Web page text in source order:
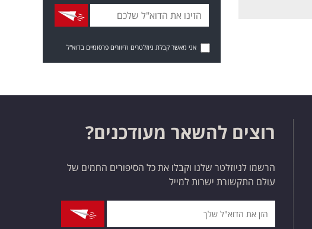
אני מאשר קבלת ניוזלטרים ודיוורים פרסומיים בדוא"ל
רוצים להשאר מעודכנים?
הרשמו לניוזלטר שלנו וקבלו את כל הסיפורים החמים של
עולם התקשורת ישרות למייל